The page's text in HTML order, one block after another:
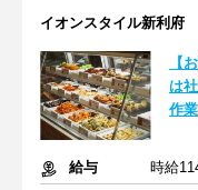
イオンスタイル新利府
【
は
作業
給与